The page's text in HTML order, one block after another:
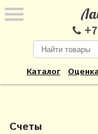
Каталог
Счеты